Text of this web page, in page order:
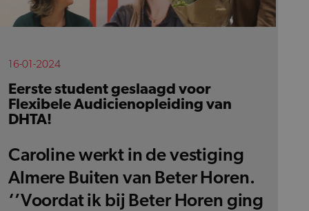
16-01-2024
Eerste student geslaagd voor
Flexibele Audicienopleiding van
DHTA!
Caroline werkt in de vestiging
Almere Buiten van Beter Horen.
‘’Voordat ik bij Beter Horen ging